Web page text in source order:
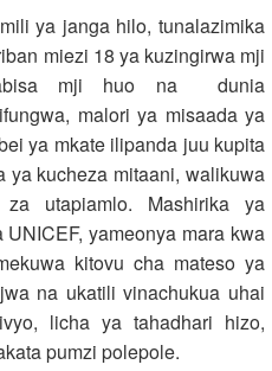
ya janga hilo, tunalazimika
miezi 18 ya kuzingirwa mji
mji huo na dunia
malori ya misaada ya
ya mkate ilipanda juu kupita
ya kucheza mitaani, walikuwa
utapiamlo. Mashirika ya
yameonya mara kwa
kitovu cha mateso ya
na ukatili vinachukua uhai
licha ya tahadhari hizo,
pumzi polepole.